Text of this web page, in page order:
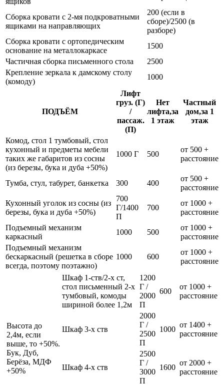
Сборка кровати с 2-мя подкроватными
ящиками на направляющих
200 (если в
сборе)/2500 (в
разборе)
Сборка кровати с ортопедическим
основание на металлокаркасе
1500
Частичная сборка письменного стола
2500
Крепление зеркала к дамскому столу
(комоду)
1000
ПОДЪЁМ
Лифт
груз. (Г)
/
пассаж.
(П)
Нет
лифта,за
1 этаж
Частный
дом,за 1
этаж
Комод, стол 1 тумбовый, стол
кухонный и предметы мебели
таких же габаритов из сосны
(из березы, бука и дуба +50%)
1000 Г 500
от 500 +
расстояние
Тумба, стул, табурет, банкетка 300 400
от 500 +
расстояние
Кухонный уголок из сосны (из
березы, бука и дуба +50%)
700
Г/1400
П
700
от 1000 +
расстояние
Подъемный механизм
каркасный
1000 500
от 1000 +
расстояние
Подъемный механизм
бескаркасный (решетка в сборе
всегда, поэтому поэтажно)
1000 600
от 1000 +
расстояние
Высота до
2,4м, если
выше, то +50%.
Бук, Дуб,
Берёза, МДФ
+50%
Шкаф 1-ств/2-х ст,
стол письменный 2-х
тумбовый, комоды
шириной более 1,2м
1200
Г /
2000
П
600
от 1000 +
расстояние
Шкаф 3-х ств
2000
Г /
2500
П
1000
от 1400 +
расстояние
Шкаф 4-х ств
2500
Г /
3000
П
1600
от 2000 +
расстояние